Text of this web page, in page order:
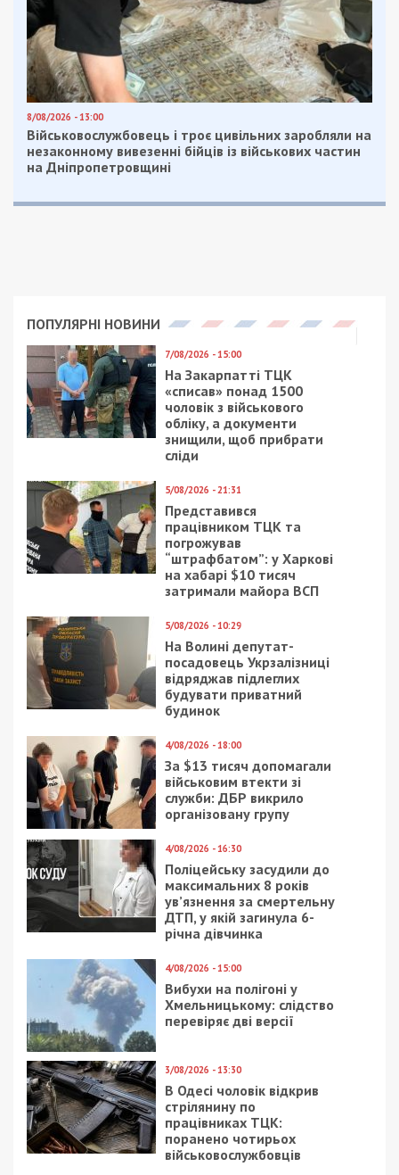
8/08/2026 - 13:00
Військовослужбовець і троє цивільних заробляли на
незаконному вивезенні бійців із військових частин
на Дніпропетровщині
ПОПУЛЯРНІ НОВИНИ
7/08/2026 - 15:00
На Закарпатті ТЦК
«списав» понад 1500
чоловік з військового
обліку, а документи
знищили, щоб прибрати
сліди
5/08/2026 - 21:31
Представився
працівником ТЦК та
погрожував
“штрафбатом”: у Харкові
на хабарі $10 тисяч
затримали майора ВСП
5/08/2026 - 10:29
На Волині депутат-
посадовець Укрзалізниці
відряджав підлеглих
будувати приватний
будинок
4/08/2026 - 18:00
За $13 тисяч допомагали
військовим втекти зі
служби: ДБР викрило
організовану групу
4/08/2026 - 16:30
Поліцейську засудили до
максимальних 8 років
ув’язнення за смертельну
ДТП, у якій загинула 6-
річна дівчинка
4/08/2026 - 15:00
Вибухи на полігоні у
Хмельницькому: слідство
перевіряє дві версії
3/08/2026 - 13:30
В Одесі чоловік відкрив
стрілянину по
працівниках ТЦК:
поранено чотирьох
військовослужбовців